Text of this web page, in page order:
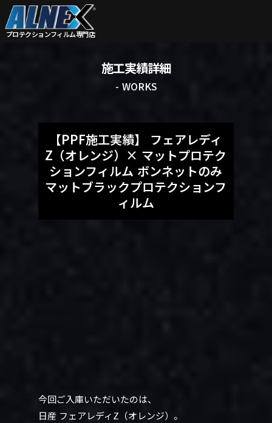
プロテクションフィルム専門店
施工実績詳細
- WORKS
【PPF施工実績】 フェアレディ
Z（オレンジ）× マットプロテク
ションフィルム ボンネットのみ
マットブラックプロテクションフ
ィルム
今回ご入庫いただいたのは、
日産 フェアレディZ（オレンジ）。